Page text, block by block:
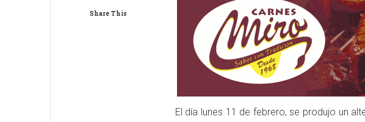
Share This
El día lunes 11 de febrero, se produjo un